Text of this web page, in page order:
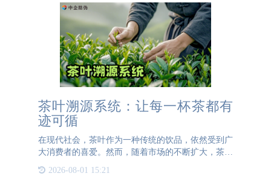
茶叶溯源系统：让每一杯茶都有
迹可循
在现代社会，茶叶作为一种传统的饮品，依然受到广
大消费者的喜爱。然而，随着市场的不断扩大，茶叶
会面临一个难题：如何确保自己买到的是高品质的茶
2026-08-01 15:21